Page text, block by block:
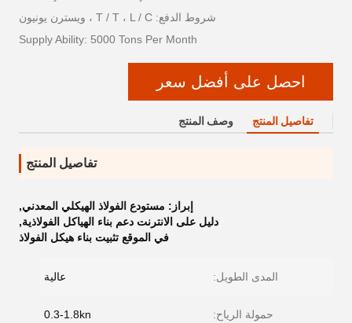
شروط الدفع: T / T ، L / C ، ويسترن يونيون
Supply Ability: 5000 Tons Per Month
احصل على أفضل سعر
تفاصيل المنتج وصف المنتج
تفاصيل المنتج
إبراز: مستودع الفولاذ الهيكلي المعدني,
دليل على الانترنت دعم بناء الهياكل الفولاذية,
في الموقع تثبيت بناء هيكل الفولاذ
المدى الطويل: عالية
حمولة الرياح: 0.3-1.8kn